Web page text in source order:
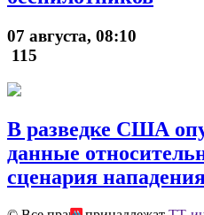
07 августа, 08:10
115
В разведке США
данные
сценария